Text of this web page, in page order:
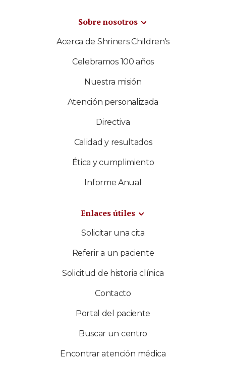
Sobre nosotros
Acerca de Shriners Children's
Celebramos 100 años
Nuestra misión
Atención personalizada
Directiva
Calidad y resultados
Ética y cumplimiento
Informe Anual
Enlaces útiles
Solicitar una cita
Referir a un paciente
Solicitud de historia clínica
Contacto
Portal del paciente
Buscar un centro
Encontrar atención médica